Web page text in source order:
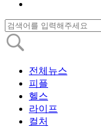
전체뉴스
피플
헬스
라이프
컬처